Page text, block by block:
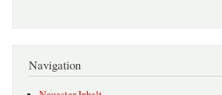
Navigation